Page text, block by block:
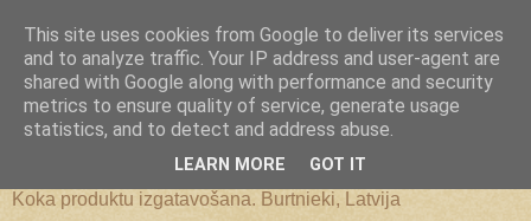
JS WoodMagic, koka lietu
darbnīca
Koka produktu izgatavošana. Burtnieki, Latvija
This site uses cookies from Google to deliver its services
and to analyze traffic. Your IP address and user-agent are
shared with Google along with performance and security
metrics to ensure quality of service, generate usage
statistics, and to detect and address abuse.
LEARN MORE GOT IT